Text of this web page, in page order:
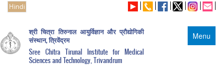
Hindi
Menu
श्री चित्रा तिरुनाल आयुर्विज्ञान और प्रौद्योगिकी
संस्थान, त्रिवेंद्रम
Sree Chitra Tirunal Institute for Medical
Sciences and Technology, Trivandrum